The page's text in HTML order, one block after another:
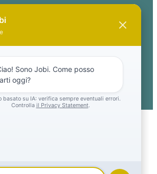
chatbot Jobi
con il Pubblico
accessibilità
cookie
trasparente
1025volte
and powered by Gruppo Spaggiari
Publishing & New Social Media
dati personali